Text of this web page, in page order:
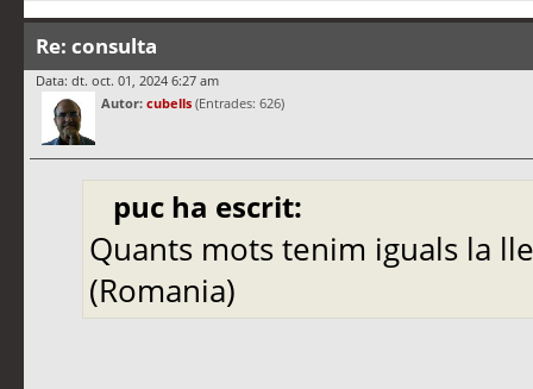
Re: consulta
Data: dt. oct. 01, 2024 6:27 am
Autor: cubells (Entrades: 626)
puc ha escrit:
Quants mots tenim iguals la
(Romania)